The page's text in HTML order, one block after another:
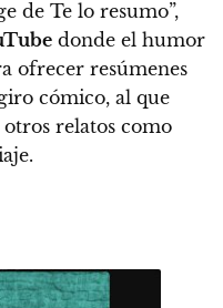
de Te lo resumo”,
donde el humor
ofrecer resúmenes
cómico, al que
relatos como